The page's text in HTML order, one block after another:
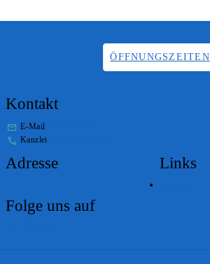
ÖFFNUNGSZEITEN
Kontakt
E-Mail
Kanzlei
Adresse Links
Folge uns auf